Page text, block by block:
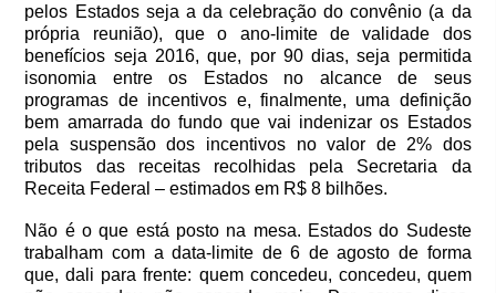
pelos Estados seja a da celebração do convênio (a da
própria reunião), que o ano-limite de validade dos
benefícios seja 2016, que, por 90 dias, seja permitida
isonomia entre os Estados no alcance de seus
programas de incentivos e, finalmente, uma definição
bem amarrada do fundo que vai indenizar os Estados
pela suspensão dos incentivos no valor de 2% dos
tributos das receitas recolhidas pela Secretaria da
Receita Federal – estimados em R$ 8 bilhões.
Não é o que está posto na mesa. Estados do Sudeste
trabalham com a data-limite de 6 de agosto de forma
que, dali para frente: quem concedeu, concedeu, quem